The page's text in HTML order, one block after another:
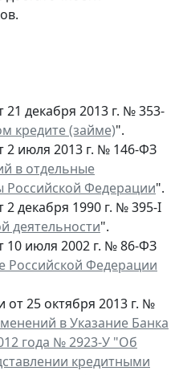
декабря 2013 г. № 353-
кредите (займе)".
2 июля 2013 г. № 146-ФЗ
в отдельные
Российской Федерации".
декабря 1990 г. № 395-I
деятельности".
10 июля 2002 г. № 86-ФЗ
Российской Федерации
от 25 октября 2013 г. №
в Указание Банка
года № 2923-У "Об
кредитными